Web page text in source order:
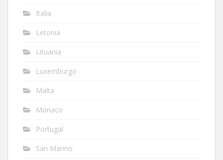
Italia
Letonia
Lituania
Luxemburgo
Malta
Monaco
Portugal
San Marino